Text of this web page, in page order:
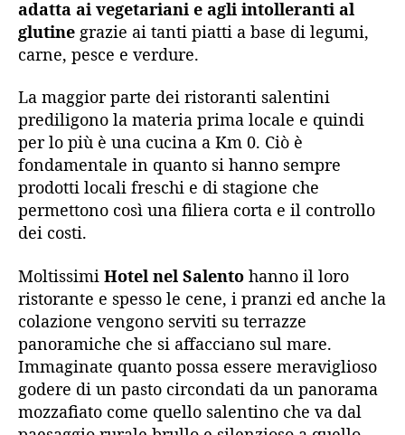
adatta ai vegetariani e agli intolleranti al
glutine grazie ai tanti piatti a base di legumi,
carne, pesce e verdure.
La maggior parte dei ristoranti salentini
prediligono la materia prima locale e quindi
per lo più è una cucina a Km 0. Ciò è
fondamentale in quanto si hanno sempre
prodotti locali freschi e di stagione che
permettono così una filiera corta e il controllo
dei costi.
Moltissimi Hotel nel Salento hanno il loro
ristorante e spesso le cene, i pranzi ed anche la
colazione vengono serviti su terrazze
panoramiche che si affacciano sul mare.
Immaginate quanto possa essere meraviglioso
godere di un pasto circondati da un panorama
mozzafiato come quello salentino che va dal